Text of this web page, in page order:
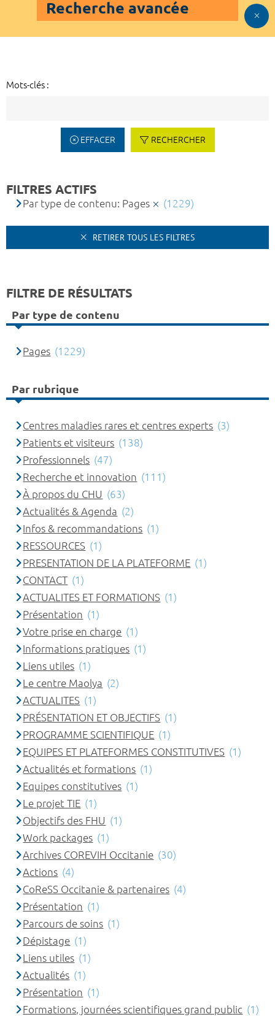
Recherche avancée
Mots-clés :
EFFACER RECHERCHER
FILTRES ACTIFS
Par type de contenu: Pages (1229)
RETIRER TOUS LES FILTRES
FILTRE DE RÉSULTATS
Par type de contenu
Pages (1229)
Par rubrique
Centres maladies rares et centres experts (3)
Patients et visiteurs (138)
Professionnels (47)
Recherche et innovation (111)
À propos du CHU (63)
Actualités & Agenda (2)
Infos & recommandations (1)
RESSOURCES (1)
PRESENTATION DE LA PLATEFORME (1)
CONTACT (1)
ACTUALITES ET FORMATIONS (1)
Présentation (1)
Votre prise en charge (1)
Informations pratiques (1)
Liens utiles (1)
Le centre Maolya (2)
ACTUALITES (1)
PRÉSENTATION ET OBJECTIFS (1)
PROGRAMME SCIENTIFIQUE (1)
EQUIPES ET PLATEFORMES CONSTITUTIVES (1)
Actualités et formations (1)
Equipes constitutives (1)
Le projet TIE (1)
Objectifs des FHU (1)
Work packages (1)
Archives COREVIH Occitanie (30)
Actions (4)
CoReSS Occitanie & partenaires (4)
Présentation (1)
Parcours de soins (1)
Dépistage (1)
Liens utiles (1)
Actualités (1)
Présentation (1)
Formations, journées scientifiques grand public (1)